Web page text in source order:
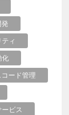
ィ
化
コード管理
ビス